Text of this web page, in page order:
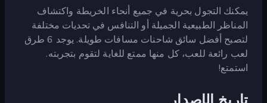
يمكنك التجول بحرية في جميع أنحاء الخريطة واكتشاف
المناظر الطبيعية الجميلة أو التنافس في تحديات مختلفة
لتصبح أفضل سائق شاحنات مسافات طويلة. يوجد 6 طرق
لعب رائعة للعب، كل منها ممتع للغاية لتقوم بتجربته.
استمتع!